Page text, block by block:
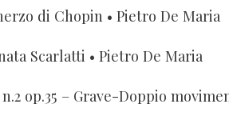
di Chopin • Pietro De Maria
Scarlatti • Pietro De Maria
op.35 – Grave-Doppio